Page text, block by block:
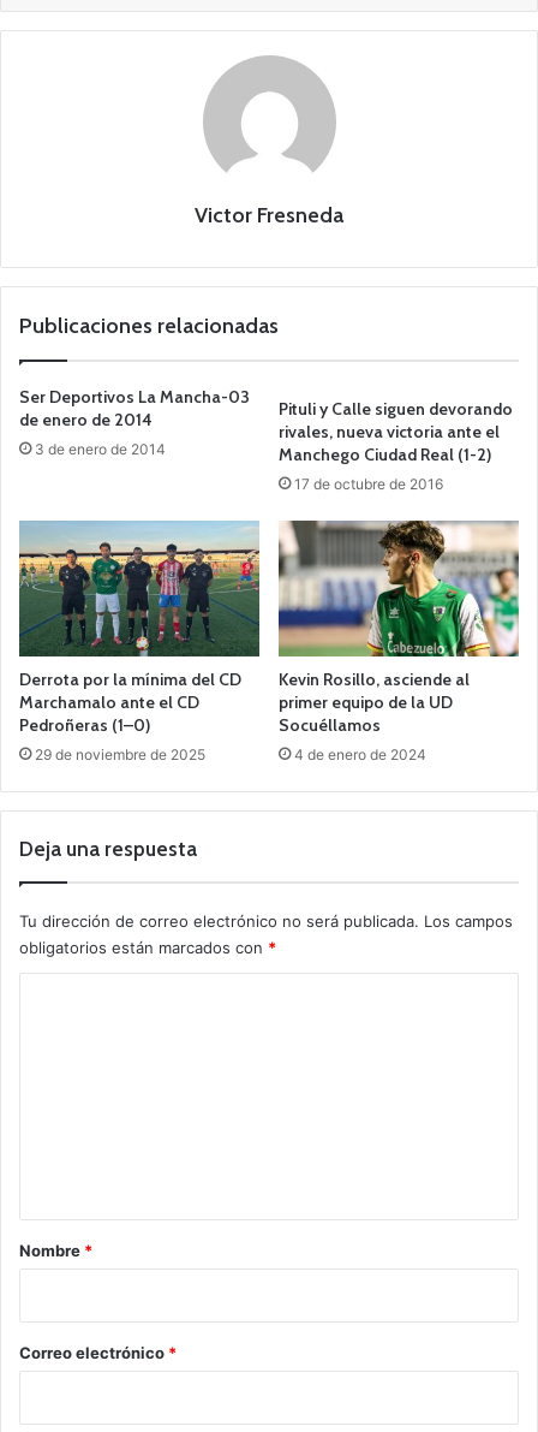
Victor Fresneda
Publicaciones relacionadas
Ser Deportivos La Mancha-03
de enero de 2014
3 de enero de 2014
Pituli y Calle siguen devorando
rivales, nueva victoria ante el
Manchego Ciudad Real (1-2)
17 de octubre de 2016
Derrota por la mínima del CD
Marchamalo ante el CD
Pedroñeras (1–0)
29 de noviembre de 2025
Kevin Rosillo, asciende al
primer equipo de la UD
Socuéllamos
4 de enero de 2024
Deja una respuesta
Tu dirección de correo electrónico no será publicada. Los campos
obligatorios están marcados con *
r
*
Nombre *
Correo electrónico *